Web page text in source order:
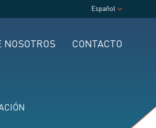
Español
NOSOTROS CONTACTO